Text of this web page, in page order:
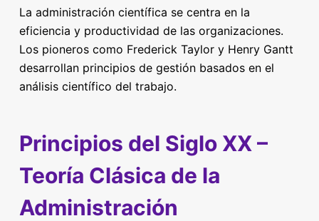
La administración científica se centra en la
eficiencia y productividad de las organizaciones.
Los pioneros como Frederick Taylor y Henry Gantt
desarrollan principios de gestión basados en el
análisis científico del trabajo.
Principios del Siglo XX –
Teoría Clásica de la
Administración